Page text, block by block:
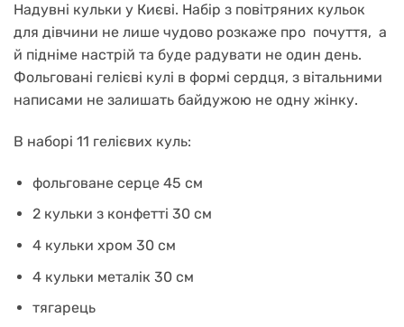
Надувні кульки у Києві. Набір з повітряних кульок
для дівчини не лише чудово розкаже про почуття, а
й підніме настрій та буде радувати не один день.
Фольговані гелієві кулі в формі сердця, з вітальними
написами не залишать байдужою не одну жінку.
В наборі 11 гелієвих куль:
фольговане серце 45 см
2 кульки з конфетті 30 см
4 кульки хром 30 см
4 кульки металік 30 см
тягарець